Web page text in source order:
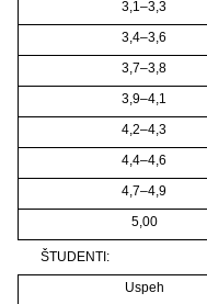
3,1–3,3
3,4–3,6
3,7–3,8
3,9–4,1
4,2–4,3
4,4–4,6
4,7–4,9
5,00
ŠTUDENTI:
Uspeh